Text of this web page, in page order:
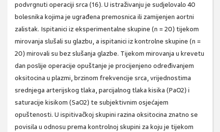
podvrgnuti operaciji srca (16). U istraživanju je sudjelovalo 40
bolesnika kojima je ugrađena premosnica ili zamijenjen aortni
zalistak. Ispitanici iz eksperimentalne skupine (n = 20) tijekom
mirovanja slušali su glazbu, a ispitanici iz kontrolne skupine (n =
20) mirovali su bez slušanja glazbe. Tijekom mirovanja u krevetu
dan poslije operacije opuštanje je procijenjeno određivanjem
oksitocina u plazmi, brzinom frekvencije srca, vrijednostima
srednjega arterijskog tlaka, parcijalnog tlaka kisika (PaO2) i
saturacije kisikom (SaO2) te subjektivnim osjećajem
opuštenosti. U ispitivačkoj skupini razina oksitocina znatno se
povisila u odnosu prema kontrolnoj skupini za koju je tijekom